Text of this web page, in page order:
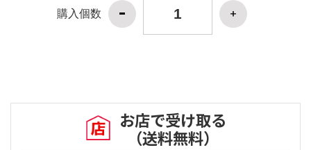
購入個数
お店で受け取る
（送料無料）